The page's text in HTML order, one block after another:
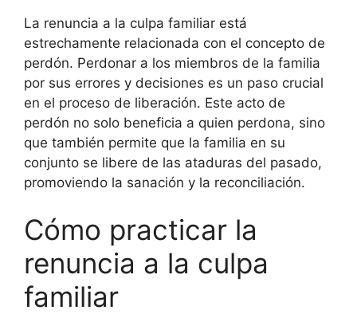
La renuncia a la culpa familiar está
estrechamente relacionada con el concepto de
perdón. Perdonar a los miembros de la familia
por sus errores y decisiones es un paso crucial
en el proceso de liberación. Este acto de
perdón no solo beneficia a quien perdona, sino
que también permite que la familia en su
conjunto se libere de las ataduras del pasado,
promoviendo la sanación y la reconciliación.
Cómo practicar la
renuncia a la culpa
familiar